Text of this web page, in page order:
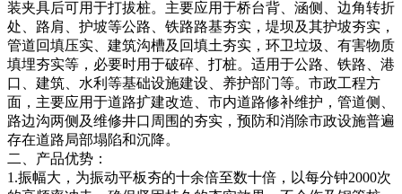
装夹具后可用于打拔桩。主要应用于桥台背、涵侧、边角转折
处、路肩、护坡等公路、铁路路基夯实，堤坝及其护坡夯实，
管道回填压实、建筑沟槽及回填土夯实，环卫垃圾、有害物质
填埋夯实等，必要时用于破碎、打桩。适用于公路、铁路、港
口、建筑、水利等基础设施建设、养护部门等。市政工程方
面，主要应用于道路扩建改造、市内道路修补维护，管道侧、
路边沟两侧及维修井口周围的夯实，预防和消除市政设施普遍
存在道路局部塌陷和沉降。
二、产品优势：
1.振幅大，为振动平板夯的十余倍至数十倍，以每分钟2000次